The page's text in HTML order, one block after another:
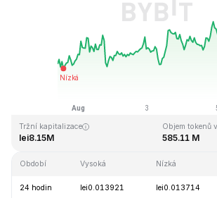
Naposledy aktualizováno: 2026-08-07, 10:12 GMT+0
Tržní kapitalizace
lei8.15M
Objem tokenů
585.11 M
Období Vysoká Nízká
24 hodin lei0.013921 lei0.013714